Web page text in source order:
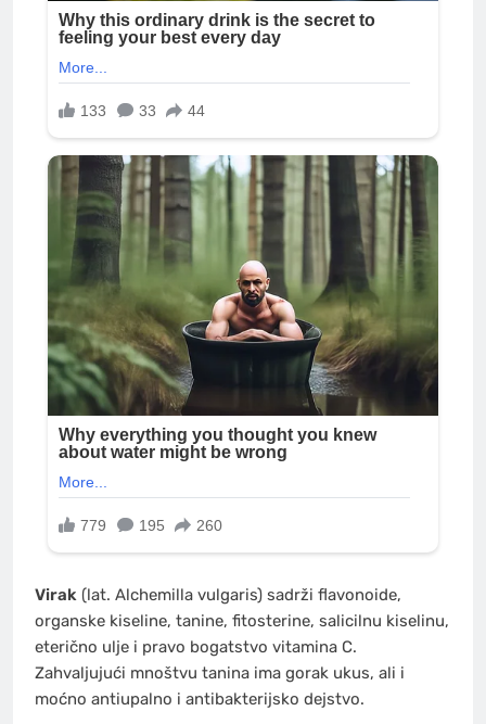
Virak (lat. Alchemilla vulgaris) sadrži flavonoide,
organske kiseline, tanine, fitosterine, salicilnu kiselinu,
eterično ulje i pravo bogatstvo vitamina C.
Zahvaljujući mnoštvu tanina ima gorak ukus, ali i
moćno antiupalno i antibakterijsko dejstvo.